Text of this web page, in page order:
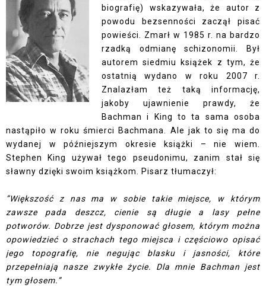
biografię) wskazywała, że autor z
powodu bezsenności zaczął pisać
powieści. Zmarł w 1985 r. na bardzo
rzadką odmianę schizonomii. Był
autorem siedmiu książek z tym, że
ostatnią wydano w roku 2007 r.
Znalazłam też taką informację,
jakoby ujawnienie prawdy, że
Bachman i King to ta sama osoba
nastąpiło w roku śmierci Bachmana. Ale jak to się ma do
wydanej w późniejszym okresie książki – nie wiem.
Stephen King używał tego pseudonimu, zanim stał się
sławny dzięki swoim książkom. Pisarz tłumaczył:
”Większość z nas ma w sobie takie miejsce, w którym
zawsze pada deszcz, cienie są długie a lasy pełne
potworów. Dobrze jest dysponować głosem, którym można
opowiedzieć o strachach tego miejsca i częściowo opisać
jego topografię, nie negując blasku i jasności, które
przepełniają nasze zwykłe życie. Dla mnie Bachman jest
tym głosem.”